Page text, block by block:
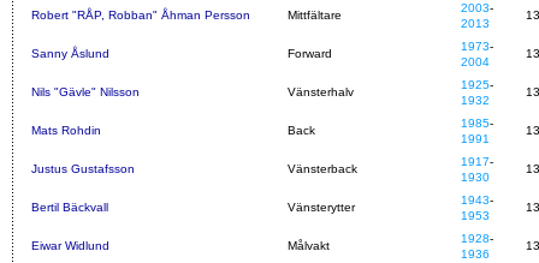
Robert "RÅP, Robban" Åhman Persson Mittfältare
2003-
2013
Sanny Åslund Forward
1973-
2004
Nils "Gävle" Nilsson Vänsterhalv
1925-
1932
Mats Rohdin Back
1985-
1991
Justus Gustafsson Vänsterback
1917-
1930
Bertil Bäckvall Vänsterytter
1943-
1953
Eiwar Widlund Målvakt
1928-
1936